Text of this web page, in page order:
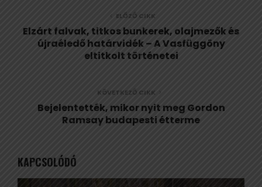
ELŐZŐ CIKK
Elzárt falvak, titkos bunkerek, olajmezők és
újraéledő határvidék – A Vasfüggöny
eltitkolt történetei
KÖVETKEZŐ CIKK
Bejelentették, mikor nyit meg Gordon
Ramsay budapesti étterme
KAPCSOLÓDÓ